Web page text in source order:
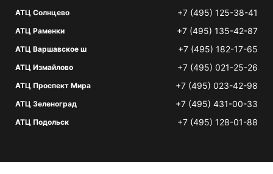
АТЦ Солнцево +7 (495) 125-38-41
АТЦ Раменки +7 (495) 135-42-87
АТЦ Варшавское ш +7 (495) 182-17-65
АТЦ Измайлово +7 (495) 021-25-26
АТЦ Проспект Мира +7 (495) 023-42-98
АТЦ Зеленоград +7 (495) 431-00-33
АТЦ Подольск +7 (495) 128-01-88